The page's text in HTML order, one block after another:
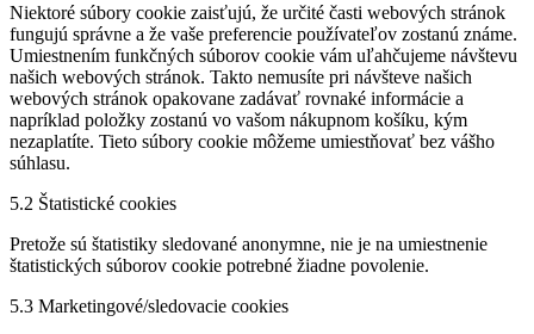
Niektoré súbory cookie zaisťujú, že určité časti webových stránok
fungujú správne a že vaše preferencie používateľov zostanú známe.
Umiestnením funkčných súborov cookie vám uľahčujeme návštevu
našich webových stránok. Takto nemusíte pri návšteve našich
webových stránok opakovane zadávať rovnaké informácie a
napríklad položky zostanú vo vašom nákupnom košíku, kým
nezaplatíte. Tieto súbory cookie môžeme umiestňovať bez vášho
súhlasu.
5.2 Štatistické cookies
Pretože sú štatistiky sledované anonymne, nie je na umiestnenie
štatistických súborov cookie potrebné žiadne povolenie.
5.3 Marketingové/sledovacie cookies